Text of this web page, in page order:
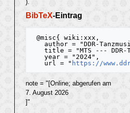
).
BibTeX-Eintrag
   url = "
https://
note = "[Online; abgerufen am
7. August 2026
]"